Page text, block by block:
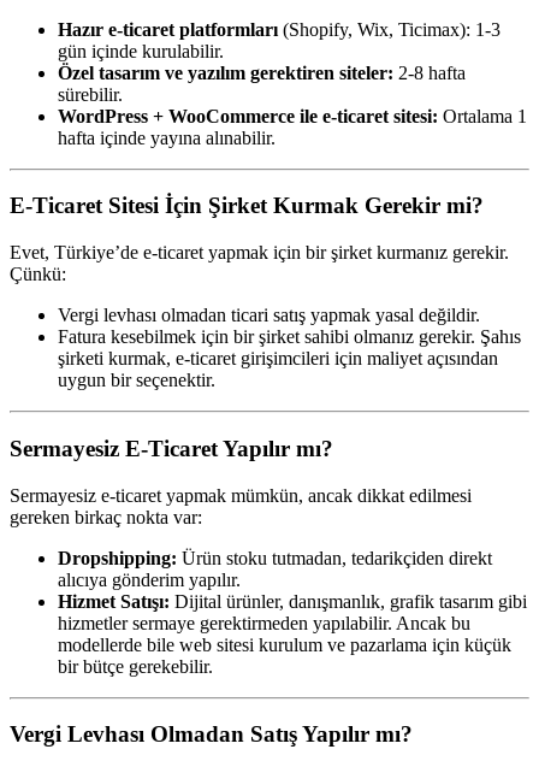
Hazır e-ticaret platformları (Shopify, Wix, Ticimax): 1-3
gün içinde kurulabilir.
Özel tasarım ve yazılım gerektiren siteler: 2-8 hafta
sürebilir.
WordPress + WooCommerce ile e-ticaret sitesi: Ortalama 1
hafta içinde yayına alınabilir.
E-Ticaret Sitesi İçin Şirket Kurmak Gerekir mi?
Evet, Türkiye’de e-ticaret yapmak için bir şirket kurmanız gerekir.
Çünkü:
Vergi levhası olmadan ticari satış yapmak yasal değildir.
Fatura kesebilmek için bir şirket sahibi olmanız gerekir. Şahıs
şirketi kurmak, e-ticaret girişimcileri için maliyet açısından
uygun bir seçenektir.
Sermayesiz E-Ticaret Yapılır mı?
Sermayesiz e-ticaret yapmak mümkün, ancak dikkat edilmesi
gereken birkaç nokta var:
Dropshipping: Ürün stoku tutmadan, tedarikçiden direkt
alıcıya gönderim yapılır.
Hizmet Satışı: Dijital ürünler, danışmanlık, grafik tasarım gibi
hizmetler sermaye gerektirmeden yapılabilir. Ancak bu
modellerde bile web sitesi kurulum ve pazarlama için küçük
bir bütçe gerekebilir.
Vergi Levhası Olmadan Satış Yapılır mı?